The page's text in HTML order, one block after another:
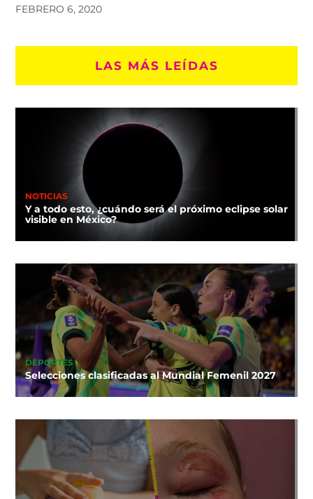
FEBRERO 6, 2020
LAS MÁS LEÍDAS
NOTICIAS
Y a todo esto, ¿cuándo será el próximo eclipse solar
visible en México?
DEPORTES
Selecciones clasificadas al Mundial Femenil 2027